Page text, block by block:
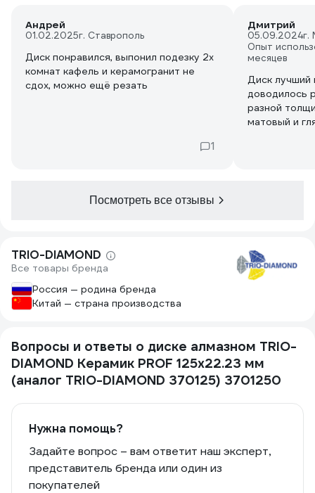
Андрей
01.02.2025г. Ставрополь
Диск понравился, выпонил подезку 2х
комнат кафель и керамогранит не
сдох, можно ещё резать
1
Дмитрий
05.09.2024г.
Опыт
месяцев
Диск лучший
доводилось
разной
матовый и
Посмотреть все отзывы
TRIO-DIAMOND
Все товары бренда
Россия — родина бренда
Китай — страна производства
Вопросы и ответы о диске алмазном TRIO-
DIAMOND Керамик PROF 125х22.23 мм
(аналог TRIO-DIAMOND 370125) 3701250
Нужна помощь?
Задайте вопрос – вам ответит наш эксперт,
представитель бренда или один из
покупателей